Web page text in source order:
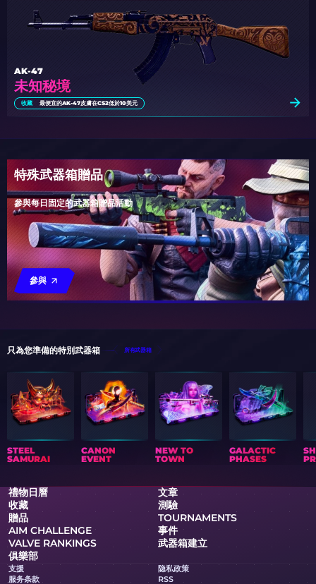
未知秘境
AK-47
收藏 最便宜的AK-47皮膚在CS2低於10美元
特殊武器箱贈品
參與每日固定的武器箱贈品活動
參與
只為您準備的特別武器箱 所有武器箱
STEEL
SAMURAI
CANON
EVENT
NEW TO
TOWN
GALACTIC
PHASES
禮物日曆
文章
收藏
測驗
贈品
TOURNAMENTS
AIM CHALLENGE
事件
VALVE RANKINGS
武器箱建立
俱樂部
支援
隐私政策
服务条款
RSS